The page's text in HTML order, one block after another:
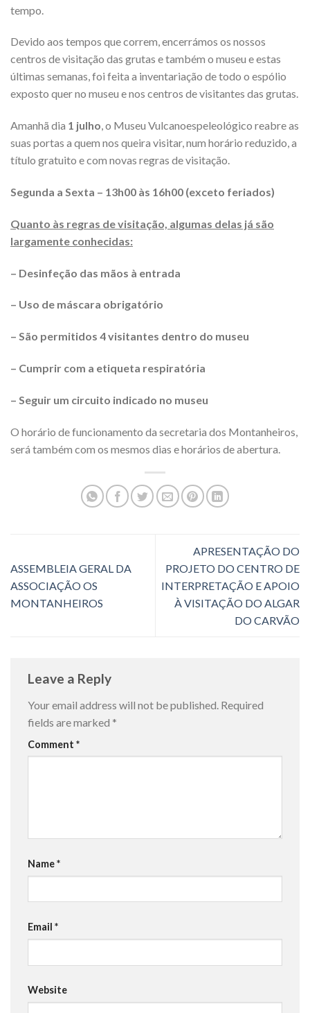
tempo.
Devido aos tempos que correm, encerrámos os nossos
centros de visitação das grutas e também o museu e estas
últimas semanas, foi feita a inventariação de todo o espólio
exposto quer no museu e nos centros de visitantes das grutas.
Amanhã dia 1 julho, o Museu Vulcanoespeleológico reabre as
suas portas a quem nos queira visitar, num horário reduzido, a
título gratuito e com novas regras de visitação.
Segunda a Sexta – 13h00 às 16h00 (exceto feriados)
Quanto às regras de visitação, algumas delas já são
largamente conhecidas:
– Desinfeção das mãos à entrada
– Uso de máscara obrigatório
– São permitidos 4 visitantes dentro do museu
– Cumprir com a etiqueta respiratória
– Seguir um circuito indicado no museu
O horário de funcionamento da secretaria dos Montanheiros,
será também com os mesmos dias e horários de abertura.
ASSEMBLEIA GERAL DA
ASSOCIAÇÃO OS
MONTANHEIROS
APRESENTAÇÃO DO
PROJETO DO CENTRO DE
INTERPRETAÇÃO E APOIO
À VISITAÇÃO DO ALGAR
DO CARVÃO
Leave a Reply
Your email address will not be published. Required
fields are marked *
Comment *
Name*
Email *
Website